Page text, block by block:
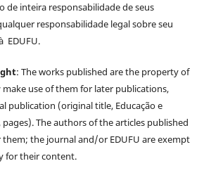
de inteira responsabilidade de seus
responsabilidade legal sobre seu
EDUFU.
: The works published are the property of
use of them for later publications,
publication (original title, Educação e
pages). The authors of the articles published
the journal and/or EDUFU are exempt
for their content.